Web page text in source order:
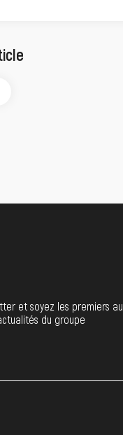
et soyez les premiers au
du groupe